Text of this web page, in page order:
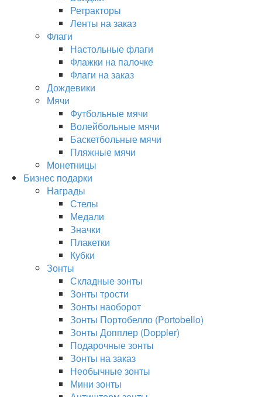
Ретракторы
Ленты на заказ
Флаги
Настольные флаги
Флажки на палочке
Флаги на заказ
Дождевики
Мячи
Футбольные мячи
Волейбольные мячи
Баскетбольные мячи
Пляжные мячи
Монетницы
Бизнес подарки
Награды
Стелы
Медали
Значки
Плакетки
Кубки
Зонты
Складные зонты
Зонты трости
Зонты наоборот
Зонты Портобелло (Portobello)
Зонты Допплер (Doppler)
Подарочные зонты
Зонты на заказ
Необычные зонты
Мини зонты